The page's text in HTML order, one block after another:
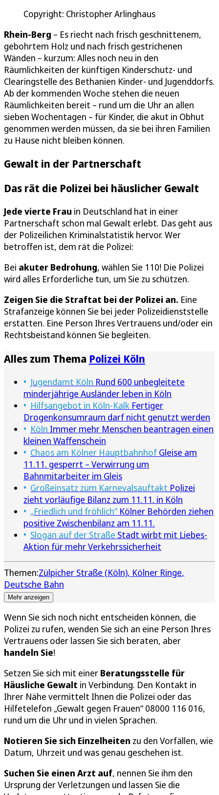
Copyright: Christopher Arlinghaus
Rhein-Berg – Es riecht nach frisch geschnittenem,
gebohrtem Holz und nach frisch gestrichenen
Wänden – kurzum: Alles noch neu in den
Räumlichkeiten der künftigen Kinderschutz- und
Clearingstelle des Bethanien Kinder- und Jugenddorfs.
Ab der kommenden Woche stehen die neuen
Räumlichkeiten bereit – rund um die Uhr an allen
sieben Wochentagen – für Kinder, die akut in Obhut
genommen werden müssen, da sie bei ihren Familien
zu Hause nicht bleiben können.
Gewalt in der Partnerschaft
Das rät die Polizei bei häuslicher Gewalt
Jede vierte Frau in Deutschland hat in einer
Partnerschaft schon mal Gewalt erlebt. Das geht aus
der Polizeilichen Kriminalstatistik hervor. Wer
betroffen ist, dem rät die Polizei:
Bei akuter Bedrohung, wählen Sie 110! Die Polizei
wird alles Erforderliche tun, um Sie zu schützen.
Zeigen Sie die Straftat bei der Polizei an. Eine
Strafanzeige können Sie bei jeder Polizeidienststelle
erstatten. Eine Person Ihres Vertrauens und/oder ein
Rechtsbeistand können Sie begleiten.
Alles zum Thema Polizei Köln
Jugendamt Köln Rund 600 unbegleitete
minderjährige Ausländer leben in Köln
Hilfsangebot in Köln-Kalk Fertiger
Drogenkonsumraum darf nicht genutzt werden
Köln Immer mehr Menschen beantragen einen
kleinen Waffenschein
Chaos am Kölner Hauptbahnhof Gleise am
11.11. gesperrt – Verwirrung um
Bahnmitarbeiter im Gleis
Großeinsatz zum Karnevalsauftakt Polizei
zieht vorläufige Bilanz zum 11.11. in Köln
„Friedlich und fröhlich“ Kölner Behörden ziehen
positive Zwischenbilanz am 11.11.
Slogan auf der Straße Stadt wirbt mit Liebes-
Aktion für mehr Verkehrssicherheit
Themen:Zülpicher Straße (Köln) Kölner Ringe
Deutsche Bahn
Mehr anzeigen
Wenn Sie sich noch nicht entscheiden können, die
Polizei zu rufen, wenden Sie sich an eine Person Ihres
Vertrauens oder lassen Sie sich beraten, aber
handeln Sie!
Setzen Sie sich mit einer Beratungsstelle für
Häusliche Gewalt in Verbindung. Den Kontakt in
Ihrer Nähe vermittelt Ihnen die Polizei oder das
Hilfetelefon „Gewalt gegen Frauen“ 08000 116 016,
rund um die Uhr und in vielen Sprachen.
Notieren Sie sich Einzelheiten zu den Vorfällen, wie
Datum, Uhrzeit und was genau geschehen ist.
Suchen Sie einen Arzt auf, nennen Sie ihm den
Ursprung der Verletzungen und lassen Sie die